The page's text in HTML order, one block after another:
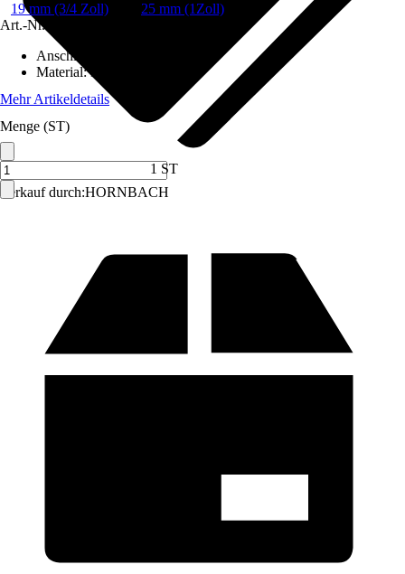
Verkauf durch:HORNBACH
19 mm (3/4 Zoll)
25 mm (1Zoll)
Art.-Nr.
Anschluss
Material:Metall
Mehr Artikeldetails
Menge (ST)
1 ST